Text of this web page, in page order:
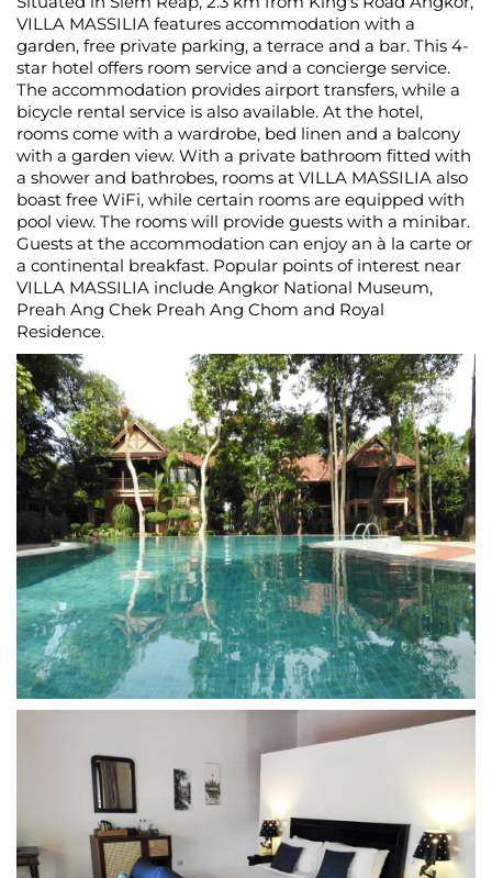
VILLA MASSILIA features accommodation with a
garden, free private parking, a terrace and a bar. This 4-
star hotel offers room service and a concierge service.
The accommodation provides airport transfers, while a
bicycle rental service is also available. At the hotel,
rooms come with a wardrobe, bed linen and a balcony
with a garden view. With a private bathroom fitted with
a shower and bathrobes, rooms at VILLA MASSILIA also
boast free WiFi, while certain rooms are equipped with
pool view. The rooms will provide guests with a minibar.
Guests at the accommodation can enjoy an à la carte or
a continental breakfast. Popular points of interest near
VILLA MASSILIA include Angkor National Museum,
Preah Ang Chek Preah Ang Chom and Royal
Residence.